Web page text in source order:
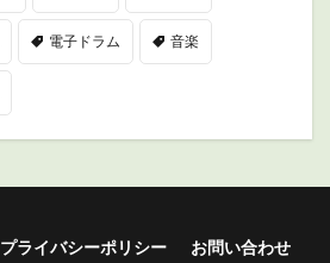
電子ドラム 音楽
プライバシーポリシー お問い合わせ